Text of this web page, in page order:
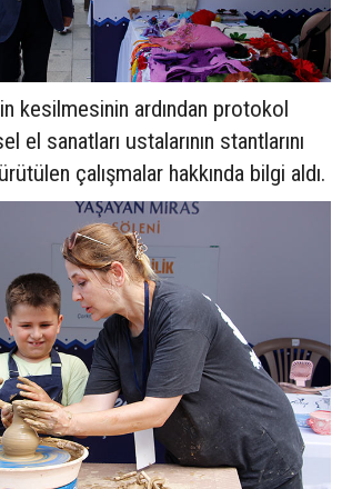
kesilmesinin ardından protokol
el sanatları ustalarının stantlarını
çalışmalar hakkında bilgi aldı.